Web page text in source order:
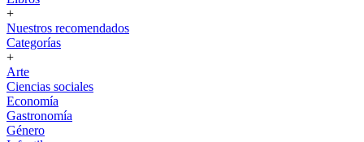
+
Nuestros recomendados
Categorías
+
Arte
Ciencias sociales
Economía
Gastronomía
Género